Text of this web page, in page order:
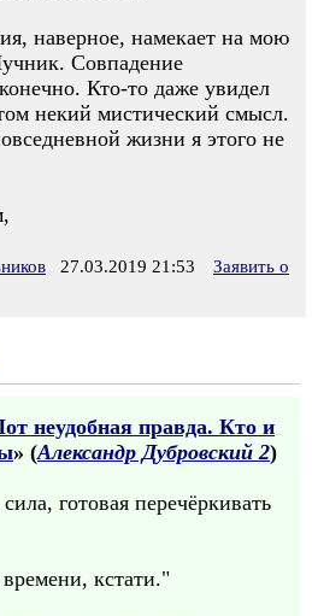
наверное, намекает на мою
Совпадение
Кто-то даже увидел
некий мистический смысл.
жизни я этого не
27.03.2019 21:53
Заявить о
неудобная правда. Кто и
» (Александр Дубровский 2)
готовая перечёркивать
кстати."